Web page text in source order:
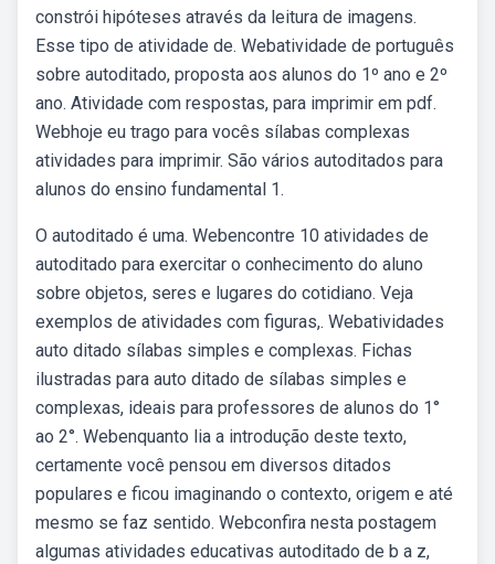
constrói hipóteses através da leitura de imagens.
Esse tipo de atividade de. Webatividade de português
sobre autoditado, proposta aos alunos do 1º ano e 2º
ano. Atividade com respostas, para imprimir em pdf.
Webhoje eu trago para vocês sílabas complexas
atividades para imprimir. São vários autoditados para
alunos do ensino fundamental 1.
O autoditado é uma. Webencontre 10 atividades de
autoditado para exercitar o conhecimento do aluno
sobre objetos, seres e lugares do cotidiano. Veja
exemplos de atividades com figuras,. Webatividades
auto ditado sílabas simples e complexas. Fichas
ilustradas para auto ditado de sílabas simples e
complexas, ideais para professores de alunos do 1°
ao 2°. Webenquanto lia a introdução deste texto,
certamente você pensou em diversos ditados
populares e ficou imaginando o contexto, origem e até
mesmo se faz sentido. Webconfira nesta postagem
algumas atividades educativas autoditado de b a z,